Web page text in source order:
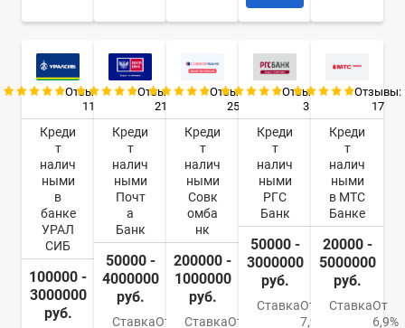
Отзывы:
11
Креди
т
налич
ными
в
банке
УРАЛ
СИБ
100000 -
3000000
руб.
Отзывы:
21
Креди
т
налич
ными
Почт
а
Банк
50000 -
4000000
руб.
СтавкаОт
Отзывы:
25
Креди
т
налич
ными
Совк
омба
нк
200000 -
1000000
руб.
СтавкаОт
Отзывы:
3
Креди
т
налич
ными
РГС
Банк
50000 -
3000000
руб.
СтавкаОт
7,9%
Отзывы:
17
Креди
т
налич
ными
в МТС
Банке
20000 -
5000000
руб.
СтавкаОт
6,9%